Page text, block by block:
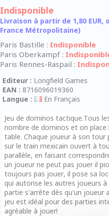
Indisponible
Livraison à partir de 1,80
France Métropolitaine)
Paris Bastille : Indisponible
Paris Oberkampf :
Paris Rennes-Raspail :
Editeur : Longfield Games
EAN : 8716096019360
Langue :
En Français
Jeu de dominos tactique.Tous
nombre de dominos et on place
table. Chaque joueur à son
sur le train mexicain ouvert à
parallèle, en faisant
un joueur ne peut pas jouer il
toujours pas jouer, il pose sa
qui autorise les autres joueurs
partie s'arrête dès qu'un joueur
jeu est idéal pour des parties
agréable à jouer!